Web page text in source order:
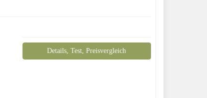
Details, Test, Preisvergleich